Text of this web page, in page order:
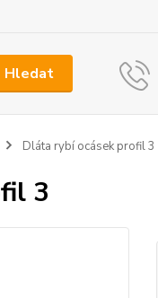
Hledat
Dláta rybí ocásek profil 3
3